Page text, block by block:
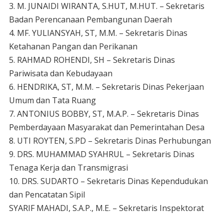
3. M. JUNAIDI WIRANTA, S.HUT, M.HUT. – Sekretaris
Badan Perencanaan Pembangunan Daerah
4. MF. YULIANSYAH, ST, M.M. – Sekretaris Dinas
Ketahanan Pangan dan Perikanan
5. RAHMAD ROHENDI, SH – Sekretaris Dinas
Pariwisata dan Kebudayaan
6. HENDRIKA, ST, M.M. – Sekretaris Dinas Pekerjaan
Umum dan Tata Ruang
7. ANTONIUS BOBBY, ST, M.A.P. – Sekretaris Dinas
Pemberdayaan Masyarakat dan Pemerintahan Desa
8. UTI ROYTEN, S.PD – Sekretaris Dinas Perhubungan
9. DRS. MUHAMMAD SYAHRUL – Sekretaris Dinas
Tenaga Kerja dan Transmigrasi
10. DRS. SUDARTO – Sekretaris Dinas Kependudukan
dan Pencatatan Sipil
SYARIF MAHADI, S.A.P., M.E. – Sekretaris Inspektorat